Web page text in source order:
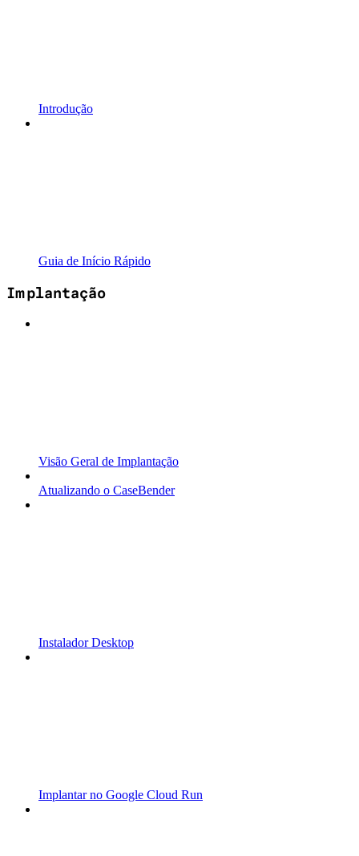
Introdução
Guia de Início Rápido
Implantação
Visão Geral de Implantação
Atualizando o CaseBender
Instalador Desktop
Implantar no Google Cloud Run